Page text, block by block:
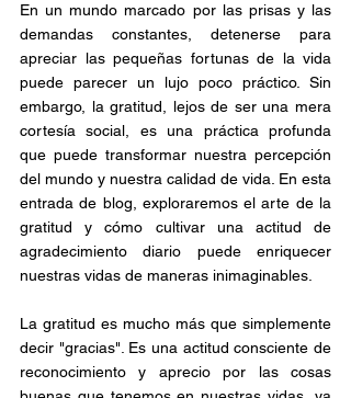
En un mundo marcado por las prisas y las
demandas constantes, detenerse para
apreciar las pequeñas fortunas de la vida
puede parecer un lujo poco práctico. Sin
embargo, la gratitud, lejos de ser una mera
cortesía social, es una práctica profunda
que puede transformar nuestra percepción
del mundo y nuestra calidad de vida. En esta
entrada de blog, exploraremos el arte de la
gratitud y cómo cultivar una actitud de
agradecimiento diario puede enriquecer
nuestras vidas de maneras inimaginables.
La gratitud es mucho más que simplemente
decir "gracias". Es una actitud consciente de
reconocimiento y aprecio por las cosas